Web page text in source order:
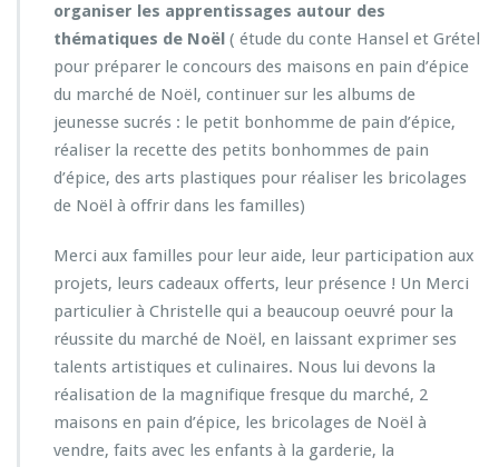
organiser les apprentissages autour des
thématiques de Noël ( étude du conte Hansel et Grétel
pour préparer le concours des maisons en pain d’épice
du marché de Noël, continuer sur les albums de
jeunesse sucrés : le petit bonhomme de pain d’épice,
réaliser la recette des petits bonhommes de pain
d’épice, des arts plastiques pour réaliser les bricolages
de Noël à offrir dans les familles)
Merci aux familles pour leur aide, leur participation aux
projets, leurs cadeaux offerts, leur présence ! Un Merci
particulier à Christelle qui a beaucoup oeuvré pour la
réussite du marché de Noël, en laissant exprimer ses
talents artistiques et culinaires. Nous lui devons la
réalisation de la magnifique fresque du marché, 2
maisons en pain d’épice, les bricolages de Noël à
vendre, faits avec les enfants à la garderie, la